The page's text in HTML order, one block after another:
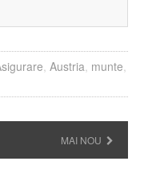
, Austria, munte,
MAI NOU